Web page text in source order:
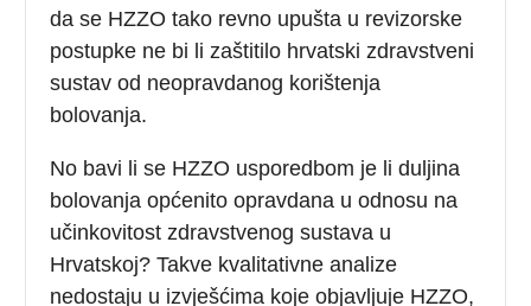
da se HZZO tako revno upušta u revizorske
postupke ne bi li zaštitilo hrvatski zdravstveni
sustav od neopravdanog korištenja
bolovanja.
No bavi li se HZZO usporedbom je li duljina
bolovanja općenito opravdana u odnosu na
učinkovitost zdravstvenog sustava u
Hrvatskoj? Takve kvalitativne analize
nedostaju u izvješćima koje objavljuje HZZO,